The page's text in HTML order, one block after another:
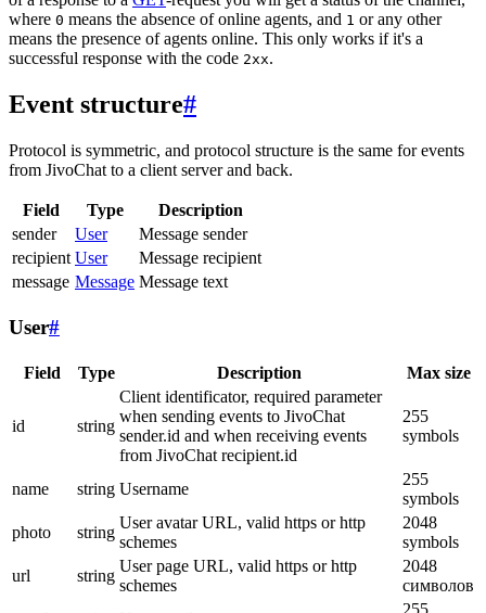
where 0 means the absence of online agents, and 1 or any other
means the presence of agents online. This only works if it's a
successful response with the code 2xx.
Event structure#
Protocol is symmetric, and protocol structure is the same for events
from JivoChat to a client server and back.
Field Type
Description
sender
User
Message sender
recipient User
Message recipient
message Message Message text
User#
Field Type Description Max size
id string
Client identificator, required parameter
when sending events to JivoChat
sender.id and when receiving events
from JivoChat recipient.id
255
symbols
name string Username
255
symbols
photo
string
User avatar URL, valid https or http
schemes
2048
symbols
url
string
User page URL, valid https or http
schemes
2048
символов
255